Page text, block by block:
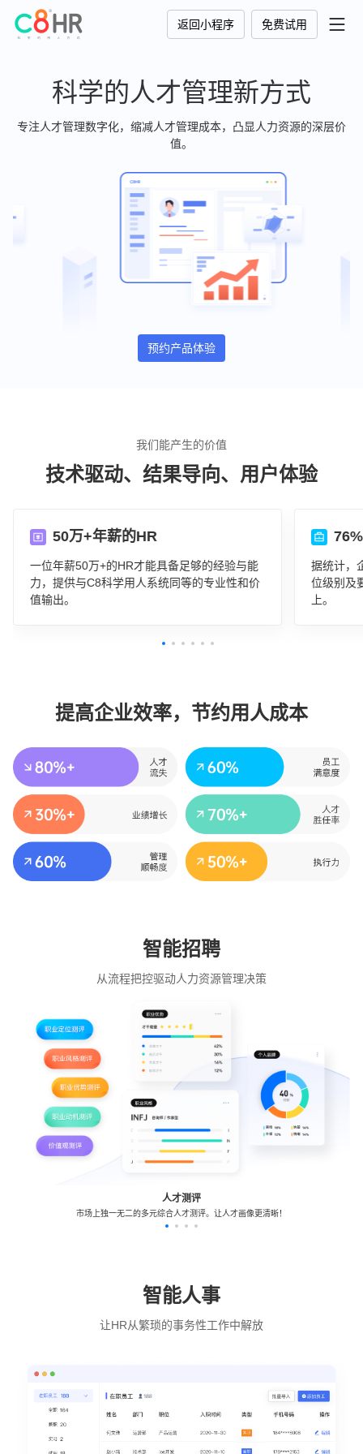
返回小程序 免费试用
科学的人才管理新方式
专注人才管理数字化，缩减人才管理成本，凸显人力资源的深层价
值。
预约产品体验
我们能产生的价值
技术驱动、结果导向、用户体验
50万+年薪的HR
一位年薪50万+的HR才能具备足够的经验与能
力，提供与C8科学用人系统同等的专业性和价
值输出。
据统计，
位级别及
上。
提高企业效率，节约用人成本
智能招聘
从流程把控驱动人力资源管理决策
人才测评
市场上独一无二的多元综合人才测评。让人才画像更清晰！
智能人事
让HR从繁琐的事务性工作中解放